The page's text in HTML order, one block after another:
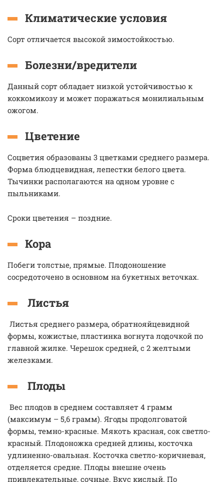
Климатические условия
Сорт отличается высокой зимостойкостью.
Болезни/вредители
Данный сорт обладает низкой устойчивостью к
коккомикозу и может поражаться монилиальным
ожогом.
Цветение
Соцветия образованы 3 цветками среднего размера.
Форма блюдцевидная, лепестки белого цвета.
Тычинки располагаются на одном уровне с
пыльниками.
Сроки цветения – поздние.
Кора
Побеги толстые, прямые. Плодоношение
сосредоточено в основном на букетных веточках.
Листья
Листья среднего размера, обратнояйцевидной
формы, кожистые, пластинка вогнута лодочкой по
главной жилке. Черешок средней, с 2 желтыми
железками.
Плоды
Вес плодов в среднем составляет 4 грамм
(максимум – 5,6 грамм). Ягоды продолговатой
формы, темно-красные. Мякоть красная, сок светло-
красный. Плодоножка средней длины, косточка
удлиненно-овальная. Косточка светло-коричневая,
отделяется средне. Плоды внешне очень
привлекательные, сочные. Вкус кислый. По